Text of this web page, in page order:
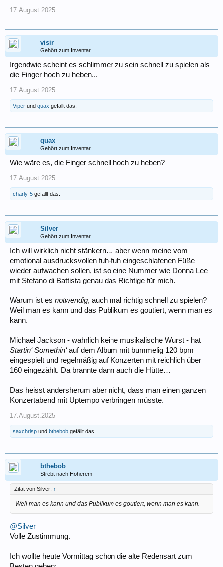
17.August.2025
visir
Gehört zum Inventar
Irgendwie scheint es schlimmer zu sein schnell zu spielen als
die Finger hoch zu heben...
17.August.2025
Viper und quax gefällt das.
quax
Gehört zum Inventar
Wie wäre es, die Finger schnell hoch zu heben?
17.August.2025
charly-5 gefällt das.
Silver
Gehört zum Inventar
Ich will wirklich nicht stänkern… aber wenn meine vom
emotional ausdrucksvollen fuh-fuh eingeschlafenen Füße
wieder aufwachen sollen, ist so eine Nummer wie Donna Lee
mit Stefano di Battista genau das Richtige für mich.
Warum ist es notwendig, auch mal richtig schnell zu spielen?
Weil man es kann und das Publikum es goutiert, wenn man es
kann.
Michael Jackson - wahrlich keine musikalische Wurst - hat
Startin‘ Somethin‘auf dem Album mit bummelig 120 bpm
eingespielt und regelmäßig auf Konzerten mit reichlich über
160 eingezählt. Da brannte dann auch die Hütte…
Das heisst andersherum aber nicht, dass man einen ganzen
Konzertabend mit Uptempo verbringen müsste.
17.August.2025
saxchrisp und bthebob gefällt das.
bthebob
Strebt nach Höherem
Zitat von Silver: ↑
Weil man es kann und das Publikum es goutiert, wenn man es kann.
@Silver
Volle Zustimmung.
Ich wollte heute Vormittag schon die alte Redensart zum